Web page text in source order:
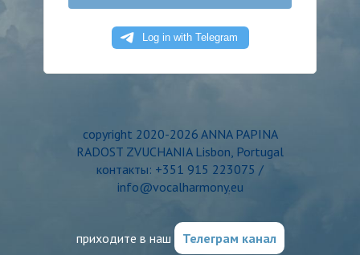
copyright 2020-2026 ANNA PAPINA
RADOST ZVUCHANIA Lisbon, Portugal
контакты: +351 915 223075 /
info@vocalharmony.eu
приходите в наш Телеграм канал